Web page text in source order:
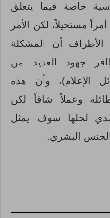
خاصة فيما يتعلق
مستحيلاً، لكن الأمر
أن المشكلة
جهود العديد من
الإعلام)، وأن هذه
وعملاً شاقاً لكن
لحلها سوف يمثل
البشري.